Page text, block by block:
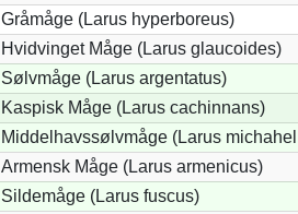
Gråmåge (Larus hyperboreus)
Hvidvinget Måge (Larus glaucoides)
Sølvmåge (Larus argentatus)
Kaspisk Måge (Larus cachinnans)
Middelhavssølvmåge (Larus
Armensk Måge (Larus armenicus)
Sildemåge (Larus fuscus)